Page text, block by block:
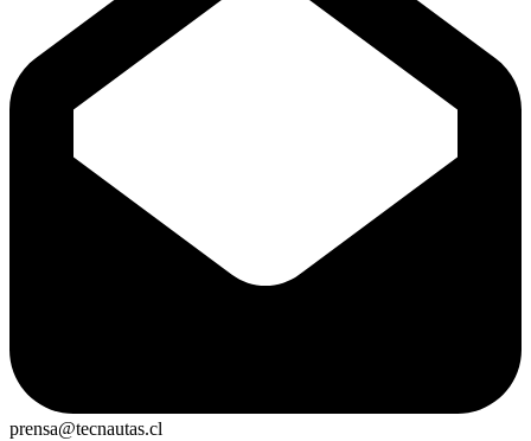
prensa@tecnautas.cl